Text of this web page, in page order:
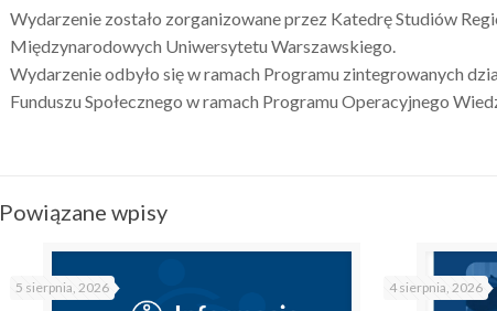
Wydarzenie zostało zorganizowane przez Katedrę Studiów
Międzynarodowych Uniwersytetu Warszawskiego.
Wydarzenie odbyło się w ramach Programu zintegrowanych
Funduszu Społecznego w ramach Programu Operacyjnego
Powiązane wpisy
5 sierpnia, 2026 4 sierpnia, 2026